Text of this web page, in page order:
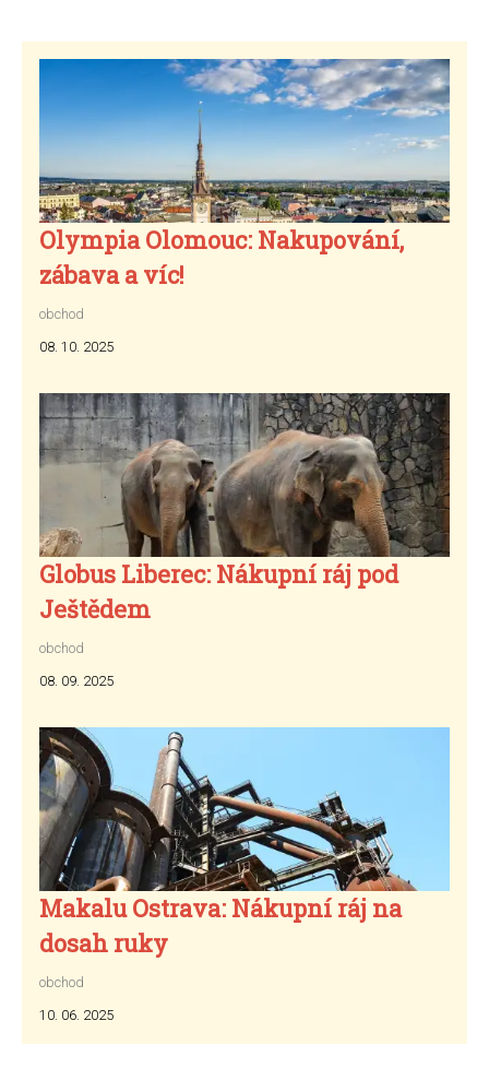
Olympia Olomouc: Nakupování,
zábava a víc!
obchod
08. 10. 2025
Globus Liberec: Nákupní ráj pod
Ještědem
obchod
08. 09. 2025
Makalu Ostrava: Nákupní ráj na
dosah ruky
obchod
10. 06. 2025